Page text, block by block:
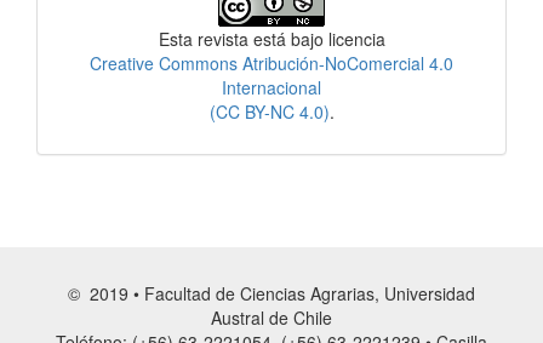
Esta revista está bajo licencia
Creative Commons Atribución-NoComercial 4.0
Internacional
(CC BY-NC 4.0).
© 2019 • Facultad de Ciencias Agrarias, Universidad
Austral de Chile